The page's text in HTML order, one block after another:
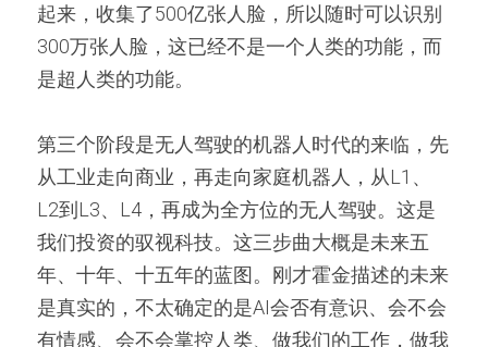
起来，收集了500亿张人脸，所以随时可以识别
300万张人脸，这已经不是一个人类的功能，而
是超人类的功能。
第三个阶段是无人驾驶的机器人时代的来临，先
从工业走向商业，再走向家庭机器人，从L1、
L2到L3、L4，再成为全方位的无人驾驶。这是
我们投资的驭视科技。这三步曲大概是未来五
年、十年、十五年的蓝图。刚才霍金描述的未来
是真实的，不太确定的是AI会否有意识、会不会
有情感、会不会掌控人类、做我们的工作，做我